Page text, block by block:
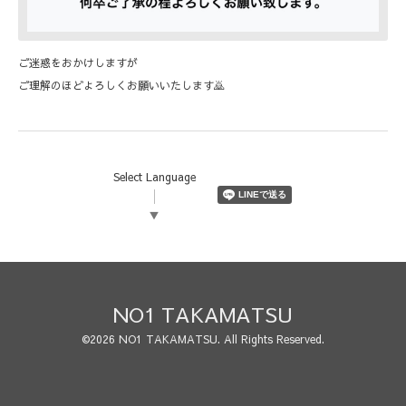
ご迷惑をおかけしますが
ご理解のほどよろしくお願いいたします🙇
Select Language
▼
NO1 TAKAMATSU
©2026 NO1 TAKAMATSU. All Rights Reserved.